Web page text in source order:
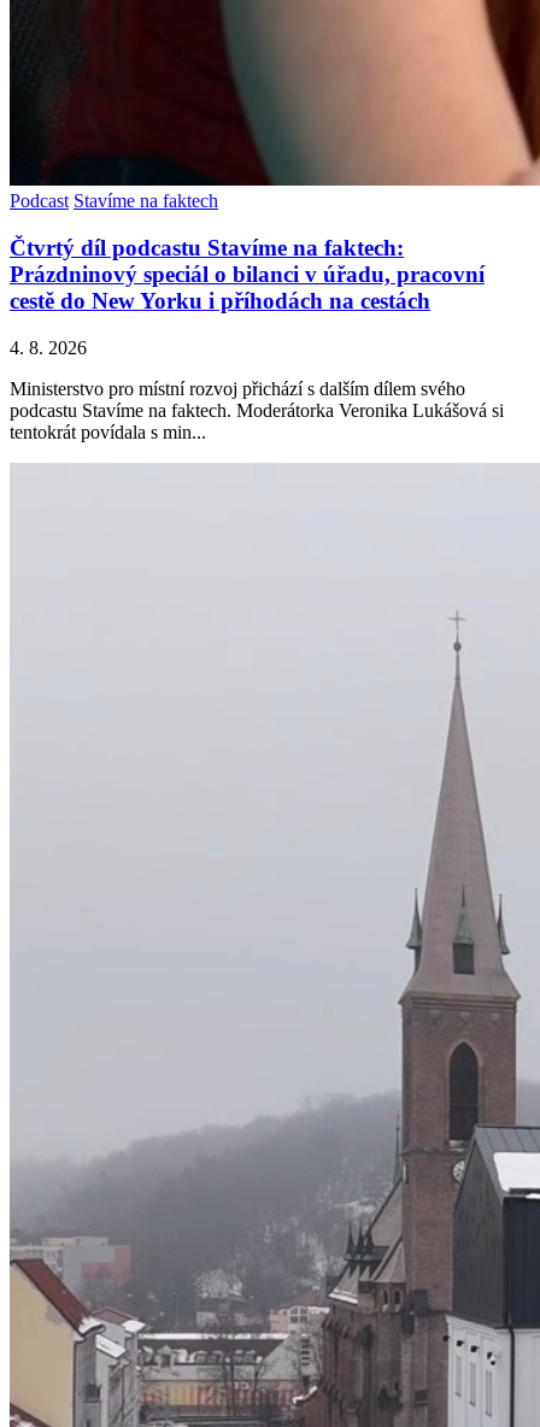
Podcast Stavíme na faktech
Čtvrtý díl podcastu Stavíme na faktech:
Prázdninový speciál o bilanci v úřadu, pracovní
cestě do New Yorku i příhodách na cestách
4. 8. 2026
Ministerstvo pro místní rozvoj přichází s dalším dílem svého
podcastu Stavíme na faktech. Moderátorka Veronika Lukášová si
tentokrát povídala s min...